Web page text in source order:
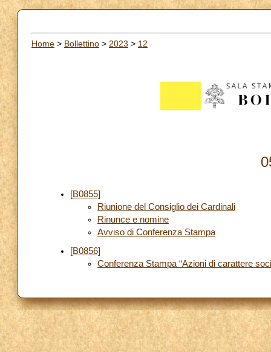
Home > Bollettino > 2023 > 12
[B0855]
Riunione del Consiglio dei Cardinali
Rinunce e nomine
Avviso di Conferenza Stampa
[B0856]
Conferenza Stampa “Azioni di carattere